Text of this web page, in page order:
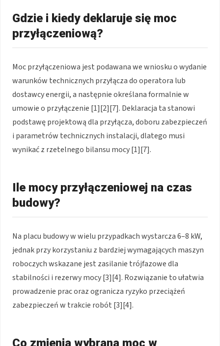
Gdzie i kiedy deklaruje się moc
przyłączeniową?
Moc przyłączeniowa jest podawana we wniosku o wydanie
warunków technicznych przyłącza do operatora lub
dostawcy energii, a następnie określana formalnie w
umowie o przyłączenie [1][2][7]. Deklaracja ta stanowi
podstawę projektową dla przyłącza, doboru zabezpieczeń
i parametrów technicznych instalacji, dlatego musi
wynikać z rzetelnego bilansu mocy [1][7].
Ile mocy przyłączeniowej na czas
budowy?
Na placu budowy w wielu przypadkach wystarcza 6–8 kW,
jednak przy korzystaniu z bardziej wymagających maszyn
roboczych wskazane jest zasilanie trójfazowe dla
stabilności i rezerwy mocy [3][4]. Rozwiązanie to ułatwia
prowadzenie prac oraz ogranicza ryzyko przeciążeń
zabezpieczeń w trakcie robót [3][4].
Co zmienia wybrana moc w